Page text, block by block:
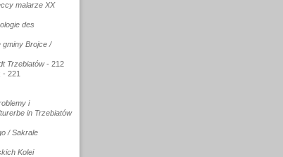
malarze XX
des
gminy Brojce /
Trzebiatów- 212
- 221
i
in Trzebiatów
/ Sakrale
Kolei